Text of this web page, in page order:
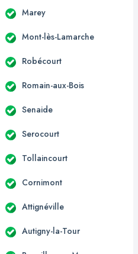
Marey
Mont-lès-Lamarche
Robécourt
Romain-aux-Bois
Senaide
Serocourt
Tollaincourt
Cornimont
Attignéville
Autigny-la-Tour